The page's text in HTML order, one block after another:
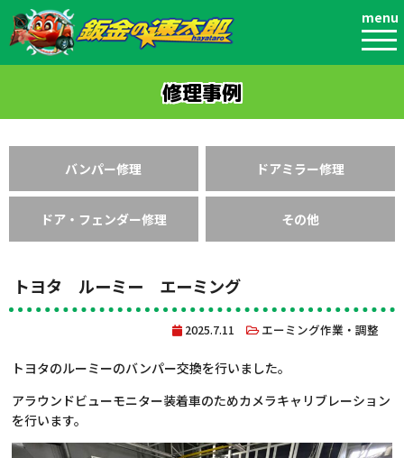
menu
修理事例
バンパー修理 ドアミラー修理
ドア・フェンダー修理 その他
トヨタ ルーミー エーミング
2025.7.11 エーミング作業・調整
トヨタのルーミーのバンパー交換を行いました。
アラウンドビューモニター装着車のためカメラキャリブレーション
を行います。